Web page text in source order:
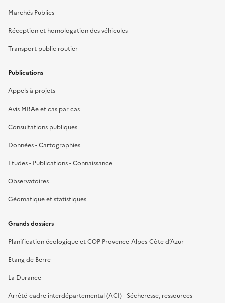
Marchés Publics
Réception et homologation des véhicules
Transport public routier
Publications
Appels à projets
Avis MRAe et cas par cas
Consultations publiques
Données - Cartographies
Etudes - Publications - Connaissance
Observatoires
Géomatique et statistiques
Grands dossiers
Planification écologique et COP Provence-Alpes-Côte d’Azur
Etang de Berre
La Durance
Arrêté-cadre interdépartemental (ACI) - Sécheresse, ressources